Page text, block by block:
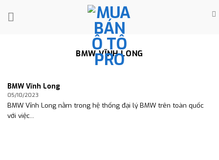
BMW VĨNH LONG
BMW Vĩnh Long
05/10/2023
BMW Vĩnh Long nằm trong hệ thống đại lý BMW trên toàn quốc
với việc...